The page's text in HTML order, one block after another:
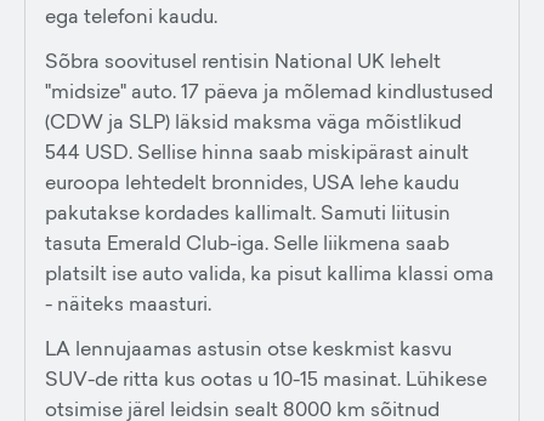
ega telefoni kaudu.
Sõbra soovitusel rentisin National UK lehelt
"midsize" auto. 17 päeva ja mõlemad kindlustused
(CDW ja SLP) läksid maksma väga mõistlikud
544 USD. Sellise hinna saab miskipärast ainult
euroopa lehtedelt bronnides, USA lehe kaudu
pakutakse kordades kallimalt. Samuti liitusin
tasuta Emerald Club-iga. Selle liikmena saab
platsilt ise auto valida, ka pisut kallima klassi oma
- näiteks maasturi.
LA lennujaamas astusin otse keskmist kasvu
SUV-de ritta kus ootas u 10-15 masinat. Lühikese
otsimise järel leidsin sealt 8000 km sõitnud